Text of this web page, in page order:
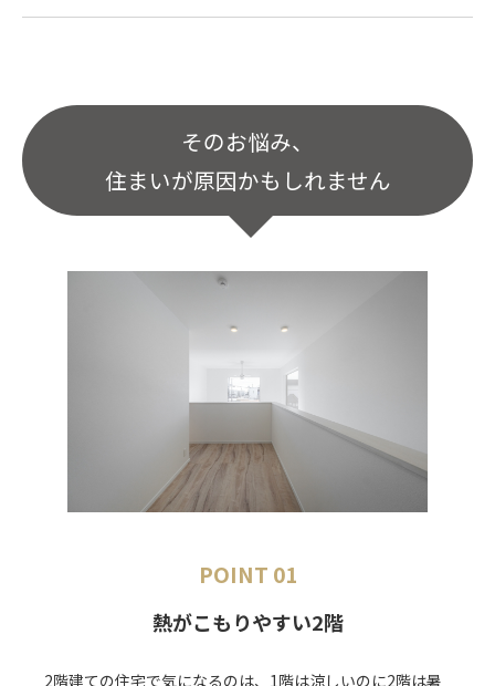
そのお悩み、
住まいが原因かもしれません
POINT 01
熱がこもりやすい2階
2階建ての住宅で気になるのは、1階は涼しいのに2階は暑